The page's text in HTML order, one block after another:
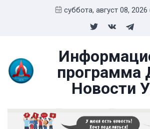
суббота, август 08, 2026
программа
Новости